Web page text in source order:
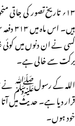
۱۳؍ تاریخ تصور کی
کسی نے ان دنوں میں کوئی
برکت سے خالی ہے۔
اللہ کے رسولﷺ نے
قرار دیا ہے۔ حدیث میں آتا
خود ہوں۔